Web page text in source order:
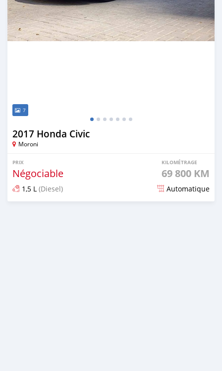
7
2017 Honda Civic
Moroni
PRIX
Négociable
KILOMÉTRAGE
69 800 KM
1,5 L (Diesel) Automatique